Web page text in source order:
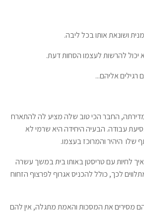
ושונאת אותו בכל ליבה.
אליהם...
החבר הכי טוב שלה מציע לה להתארח
עבודה. הבעיה היחידה היא שרמי לא
שלו היהיר והמרוכז בעצמו.
איך לחיות עם טריסטן באותו בית במשך עשרה
לכך, כולל להכניס אגרוף לפרצוף הזחוח
מסירים את המסכות והאמת מתגלה, אין להם